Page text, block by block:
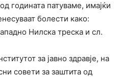
годината патуваме, имајќи
болести како:
Нилска треска и сл.
за јавно здравје, на
совети за заштита од